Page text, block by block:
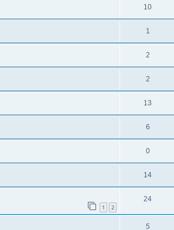
10
1
2
2
13
6
0
14
1 2
24
5